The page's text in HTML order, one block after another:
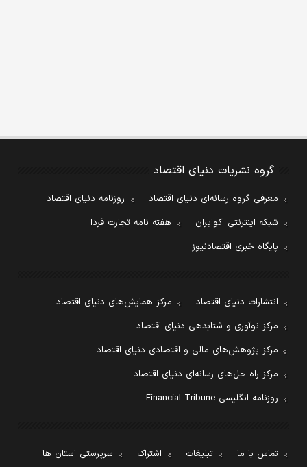
گروه نشریات دنیای اقتصاد
معرفی گروه رسانه‌ای دنیای اقتصاد
روزنامه دنیای اقتصاد
شبکه اینترنتی اکوایران
هفته نامه تجارت فردا
پایگاه خبری اقتصادنیوز
انتشارات دنیای اقتصاد
مرکز همایش‌های دنیای اقتصاد
مرکز نوآوری و شتابدهی دنیای اقتصاد
مرکز پژوهش‌های مالی و اقتصادی دنیای اقتصاد
مرکز راه حل‌های رسانه‌ای دنیای اقتصاد
روزنامه انگلیسی Financial Tribune
تماس با ما تبلیغات اشتراک سرپرستی استان ها